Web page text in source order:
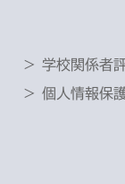
＞ 学校関係者
＞ 個人情報保